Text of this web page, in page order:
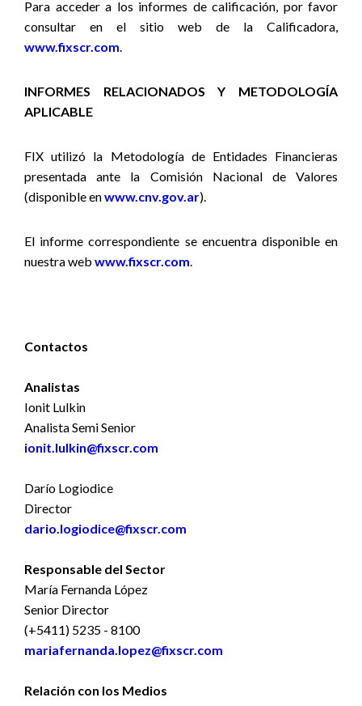
Para acceder a los informes de calificación, por favor
consultar en el sitio web de la Calificadora,
www.fixscr.com.
INFORMES RELACIONADOS Y METODOLOGÍA
APLICABLE
FIX utilizó la Metodología de Entidades Financieras
presentada ante la Comisión Nacional de Valores
(disponible enwww.cnv.gov.ar).
El informe correspondiente se encuentra disponible en
nuestra web www.fixscr.com.
Contactos
Analistas
Ionit Lulkin
Analista Semi Senior
ionit.lulkin@fixscr.com
Darío Logiodice
Director
dario.logiodice@fixscr.com
Responsable del Sector
María Fernanda López
Senior Director
(+5411) 5235 - 8100
mariafernanda.lopez@fixscr.com
Relación con los Medios